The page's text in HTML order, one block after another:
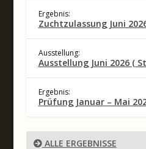
Ergebnis:
Zuchtzulassung Juni
Ausstellung:
Ausstellung Juni 2026 (
Ergebnis:
Prüfung Januar – Mai
ALLE ERGEBNISSE